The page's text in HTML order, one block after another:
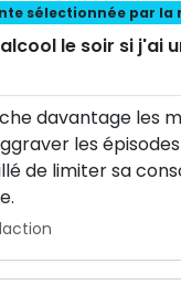
sélectionnée par la
le soir si j'ai
davantage les
les
de limiter sa